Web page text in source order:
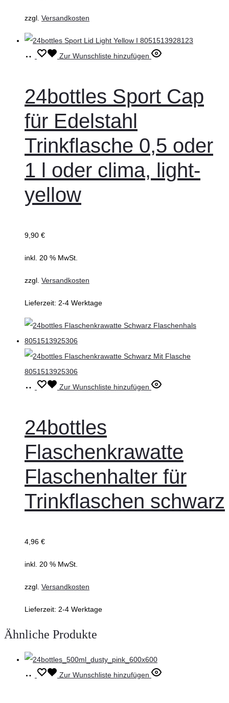
zzgl. Versandkosten
In
Zur Wunschliste hinzufügen
24bottles Sport Cap
für Edelstahl
Trinkflasche 0,5 oder
1 l oder clima, light-
yellow
9,90 €
inkl. 20 % MwSt.
zzgl. Versandkosten
Lieferzeit: 2-4 Werktage
In
Zur Wunschliste hinzufügen
24bottles
Flaschenkrawatte
Flaschenhalter für
Trinkflaschen schwarz
4,96 €
inkl. 20 % MwSt.
zzgl. Versandkosten
Lieferzeit: 2-4 Werktage
Ähnliche Produkte
In
Zur Wunschliste hinzufügen